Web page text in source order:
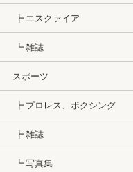
┣ エスクァイア
┗ 雑誌
スポーツ
┣ プロレス、ボクシング
┣ 雑誌
┗ 写真集